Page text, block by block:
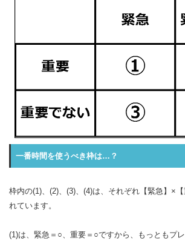
一番時間を使うべき枠は…？
枠内の(1)、(2)、(3)、(4)は、それぞれ【緊急】×
れています。
(1)は、緊急＝○、重要＝○ですから、もっともプ